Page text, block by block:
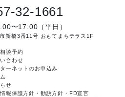
32-1661
〜17:00（平日）
新橋3番11号 おもてまちテラス1F
談予約
合わせ
ーネットのお申込み
せ
報保護方針・勧誘方針・FD宣言